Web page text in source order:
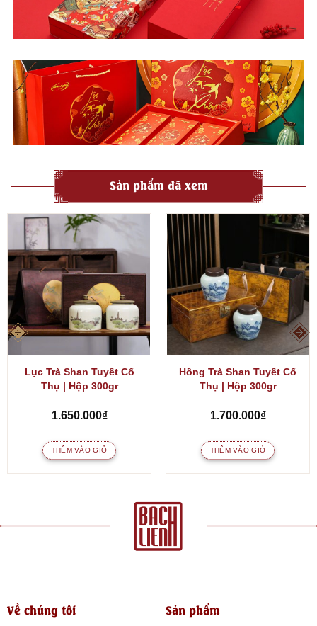
Sản phẩm đã xem
Lục Trà Shan Tuyết Cổ
Thụ | Hộp 300gr
1.650.000₫
THÊM VÀO GIỎ
Hồng Trà Shan Tuyết Cổ
Thụ | Hộp 300gr
1.700.000₫
THÊM VÀO GIỎ
Về chúng tôi Sản phẩm